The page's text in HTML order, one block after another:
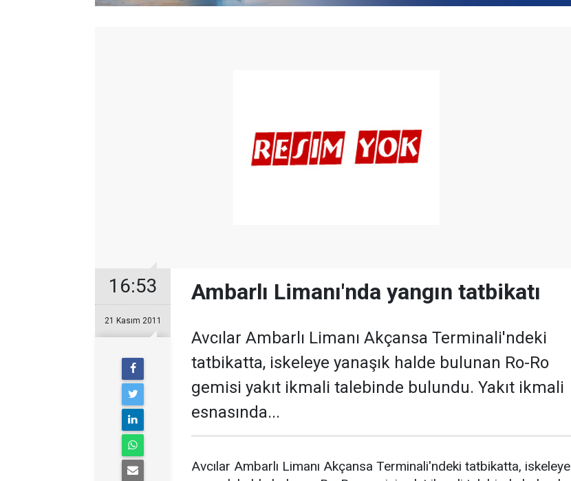
16:53
21 Kasım 2011
Ambarlı Limanı'nda yangın tatbikatı
Avcılar Ambarlı Limanı Akçansa Terminali'ndeki
tatbikatta, iskeleye yanaşık halde bulunan Ro-Ro
gemisi yakıt ikmali talebinde bulundu. Yakıt ikmali
esnasında...
Avcılar Ambarlı Limanı Akçansa Terminali'ndeki tatbikatta, iskeleye